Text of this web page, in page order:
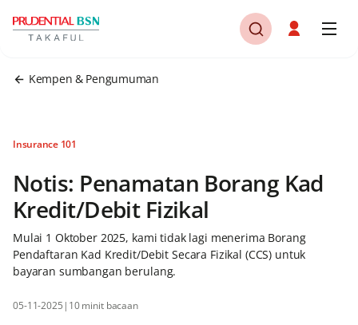
Kempen & Pengumuman
Insurance 101
Notis: Penamatan Borang Kad
Kredit/Debit Fizikal
Mulai 1 Oktober 2025, kami tidak lagi menerima Borang
Pendaftaran Kad Kredit/Debit Secara Fizikal (CCS) untuk
bayaran sumbangan berulang.
05-11-2025 | 10 minit bacaan